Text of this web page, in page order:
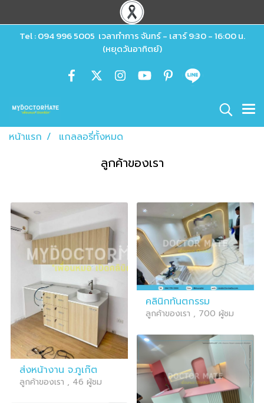
Tel : 094 996 5005 เวลาทำการ จันทร์ - เสาร์ 9:30 - 16:00 น.
(หยุดวันอาทิตย์)
หน้าแรก แกลลอรี่ทั้งหมด
ลูกค้าของเรา
ส่งหน้างาน จ.ภูเก๊ต
ลูกค้าของเรา , 46 ผู้ชม
คลินิกทันตกรรม
ลูกค้าของเรา , 700 ผู้ชม